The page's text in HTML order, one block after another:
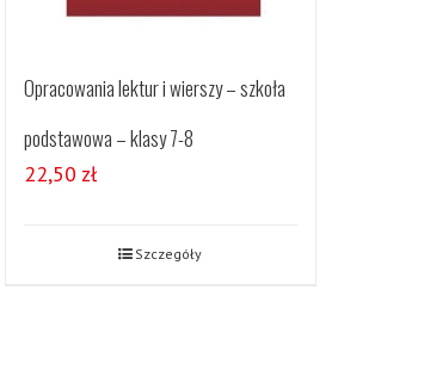
Opracowania lektur i wierszy – szkoła
podstawowa – klasy 7-8
22,50 zł
Szczegóły